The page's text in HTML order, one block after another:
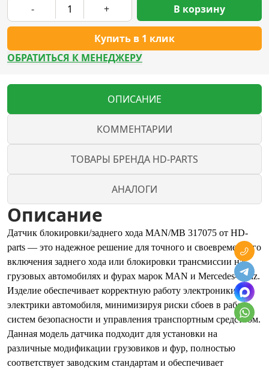
- +
Купить в 1 клик
В корзину
ОБРАТИТЬСЯ К МЕНЕДЖЕРУ
ОПИСАНИЕ
КОММЕНТАРИИ
ТОВАРЫ БРЕНДА HD-PARTS
АНАЛОГИ
Описание
Датчик блокировки/заднего хода MAN/MB 317075 от HD-
parts — это надежное решение для точного и своевременного
включения заднего хода или блокировки трансмиссии на
грузовых автомобилях и фурах марок MAN и Mercedes-Benz.
Изделие обеспечивает корректную работу электроники и
электрики автомобиля, минимизируя риски сбоев в работе
систем безопасности и управления транспортным средством.
Данная модель датчика подходит для установки на
различные модификации грузовиков и фур, полностью
соответствует заводским стандартам и обеспечивает